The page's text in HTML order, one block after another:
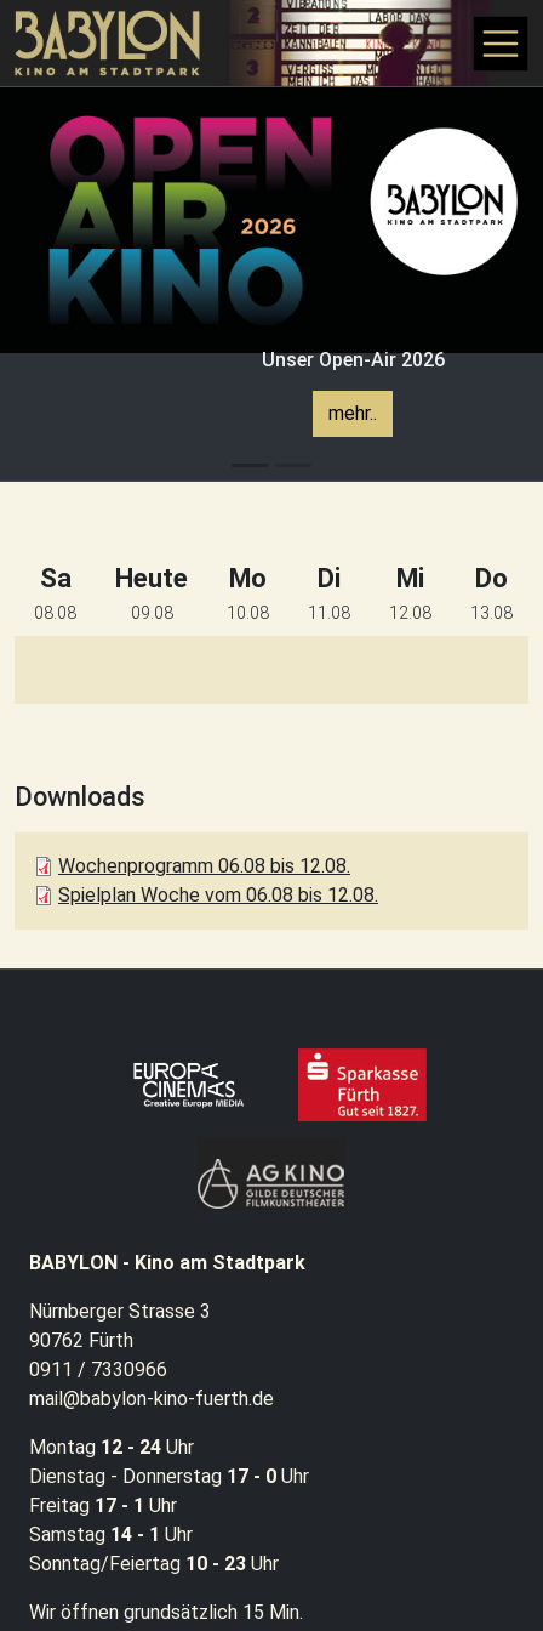
Direkt zum Inhalt
Unser Open-Air 2026
mehr..
Downloads
Wochenprogramm 06.08 bis 12.08.
Spielplan Woche vom 06.08 bis 12.08.
Sa
08.08
Heute
09.08
Mo
10.08
Di
11.08
Mi
12.08
Do
13.08
BABYLON - Kino am Stadtpark
Nürnberger Strasse 3
90762 Fürth
0911 / 7330966
mail@babylon-kino-fuerth.de
Montag 12 - 24 Uhr
Dienstag - Donnerstag 17 - 0 Uhr
Freitag 17 - 1 Uhr
Samstag 14 - 1 Uhr
Sonntag/Feiertag 10 - 23 Uhr
Wir öffnen grundsätzlich 15 Min.